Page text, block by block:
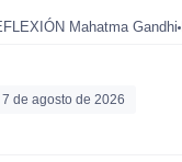
Mahatma Gandhi
de agosto de 2026